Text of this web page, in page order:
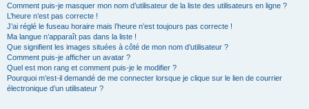
Comment puis-je masquer mon nom d’utilisateur de la liste des utilisateurs en ligne ?
L’heure n’est pas correcte !
J’ai réglé le fuseau horaire mais l’heure n’est toujours pas correcte !
Ma langue n’apparaît pas dans la liste !
Que signifient les images situées à côté de mon nom d’utilisateur ?
Comment puis-je afficher un avatar ?
Quel est mon rang et comment puis-je le modifier ?
Pourquoi m’est-il demandé de me connecter lorsque je clique sur le lien de courrier
électronique d’un utilisateur ?